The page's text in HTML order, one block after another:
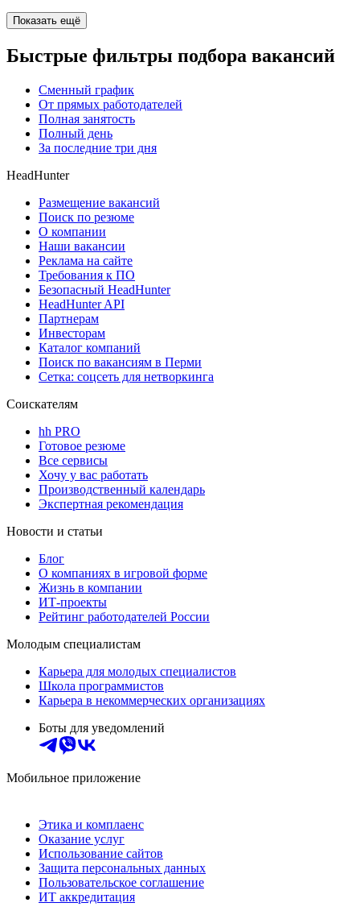
Показать ещё
Быстрые фильтры подбора вакансий
Сменный график
От прямых работодателей
Полная занятость
Полный день
За последние три дня
HeadHunter
Размещение вакансий
Поиск по резюме
О компании
Наши вакансии
Реклама на сайте
Требования к ПО
Безопасный HeadHunter
HeadHunter API
Партнерам
Инвесторам
Каталог компаний
Поиск по вакансиям в Перми
Сетка: соцсеть для нетворкинга
Соискателям
hh PRO
Готовое резюме
Все сервисы
Хочу у вас работать
Производственный календарь
Экспертная рекомендация
Новости и статьи
Блог
О компаниях в игровой форме
Жизнь в компании
ИТ-проекты
Рейтинг работодателей России
Молодым специалистам
Карьера для молодых специалистов
Школа программистов
Карьера в некоммерческих организациях
Боты для уведомлений
Мобильное приложение
Этика и комплаенс
Оказание услуг
Использование сайтов
Защита персональных данных
Пользовательское соглашение
ИТ аккредитация